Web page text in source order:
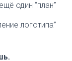
один “план”
логотипа”